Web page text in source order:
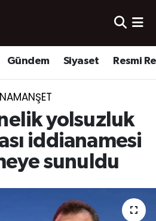
Gündem Siyaset Resmi
yolsuzluk
iddianamesi
sunuldu
Durumu ve Fikstür